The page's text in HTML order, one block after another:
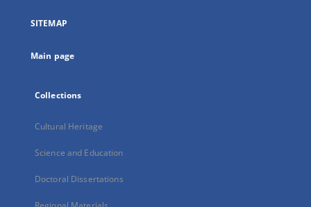
new
SITEMAP
Main page
Collections
Cultural Heritage
Science and Education
Doctoral Dissertations